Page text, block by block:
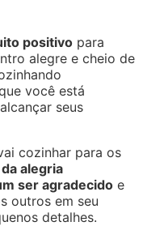
positivo para
alegre e cheio de
você está
seus
cozinhar para os
alegria
ser agradecido e
outros em seu
detalhes.